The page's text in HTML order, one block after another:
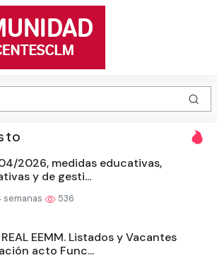
2026, medidas educativas,
y de gesti...
semanas 536
REAL EEMM. Listados y Vacantes
acto Func...